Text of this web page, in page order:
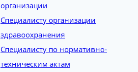
организации
Специалисту организации
здравоохранения
Специалисту по нормативно-
техническим актам